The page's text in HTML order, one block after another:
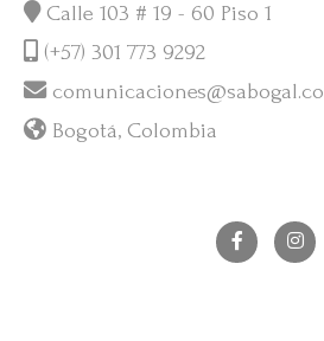
Calle 103 # 19 - 60 Piso 1
(+57) 301 773 9292
comunicaciones@sabogal.co
Bogotá, Colombia